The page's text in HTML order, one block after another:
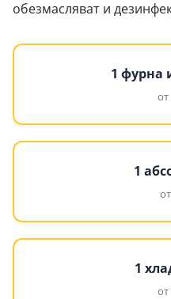
обезмасляват и
1 фурна
от
1
1
от